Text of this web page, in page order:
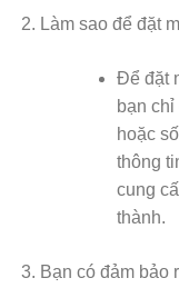
Làm sao để đặt
Để đặt
bạn
hoặc
thông
cung
thành.
Bạn có đảm bảo